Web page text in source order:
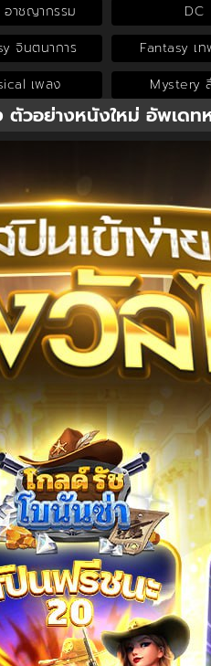
าชญากรรม DC
จินตนาการ Fantasy เ
เพลง Mystery
ตัวอย่างหนังใหม่ อัพเดท